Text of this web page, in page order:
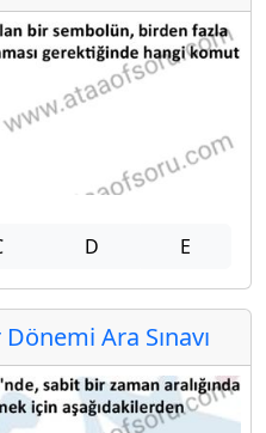
D E
Ara Sınavı